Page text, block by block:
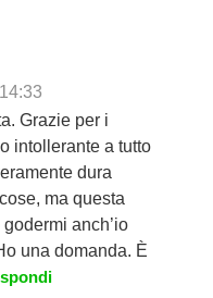
Grazie per i
intollerante a tutto
dura
ma questa
anch’io
una domanda. È